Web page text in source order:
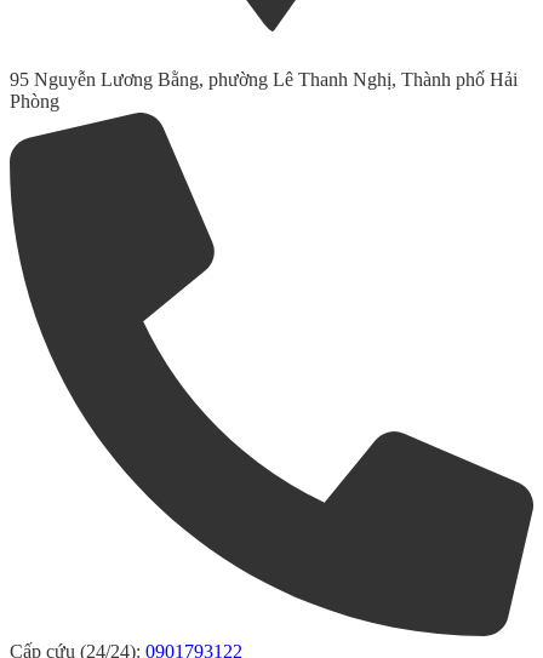
95 Nguyễn Lương Bằng, phường Lê Thanh Nghị, Thành phố Hải
Phòng
Cấp cứu (24/24): 0901793122